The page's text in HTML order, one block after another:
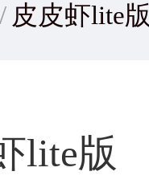
皮皮虾lite版
lite版